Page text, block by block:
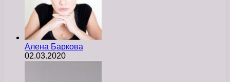
Алена Баркова
02.03.2020